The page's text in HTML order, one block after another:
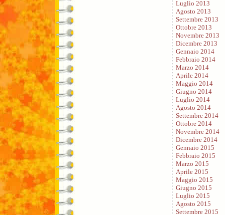
Luglio 2013
Agosto 2013
Settembre 2013
Ottobre 2013
Novembre 2013
Dicembre 2013
Gennaio 2014
Febbraio 2014
Marzo 2014
Aprile 2014
Maggio 2014
Giugno 2014
Luglio 2014
Agosto 2014
Settembre 2014
Ottobre 2014
Novembre 2014
Dicembre 2014
Gennaio 2015
Febbraio 2015
Marzo 2015
Aprile 2015
Maggio 2015
Giugno 2015
Luglio 2015
Agosto 2015
Settembre 2015